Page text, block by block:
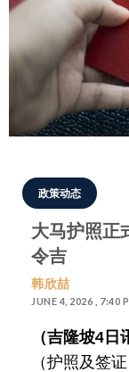
政策动态
大马护照正
令吉
韩欣喆
JUNE 4, 2026 , 7:40
（吉隆坡4日
（护照及签